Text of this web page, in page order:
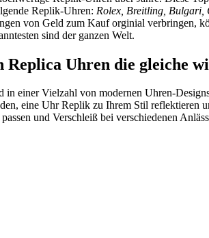
Replik-Uhren: Rolex, Breitling, Bulgari,
von Geld zum Kauf orginial verbringen,
sind der ganzen Welt.
Replica Uhren die gleiche
in einer Vielzahl von modernen Uhren-
eine Uhr Replik zu Ihrem Stil reflektieren
und Verschleiß bei verschiedenen